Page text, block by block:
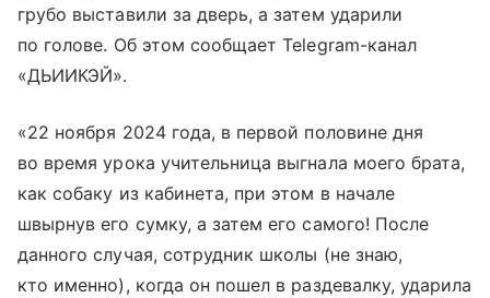
грубо выставили за дверь, а затем ударили
по голове. Об этом сообщает Telegram-канал
«ДЬИИКЭЙ».
«22 ноября 2024 года, в первой половине дня
во время урока учительница выгнала моего брата,
как собаку из кабинета, при этом в начале
швырнув его сумку, а затем его самого! После
данного случая, сотрудник школы (не знаю,
кто именно), когда он пошел в раздевалку, ударила